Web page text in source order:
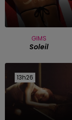
GIMS
Soleil
13h26
13h26